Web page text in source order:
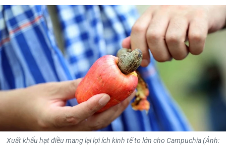
THẾ GIỚI
THỂ THAO
GIÁO DỤC
Y TẾ
KHOA HỌC - CÔNG NGHỆ
MÔI TRƯỜNG
Xuất khẩu hạt điều mang lại lợi ích kinh tế to lớn cho Campuchia (Ảnh: